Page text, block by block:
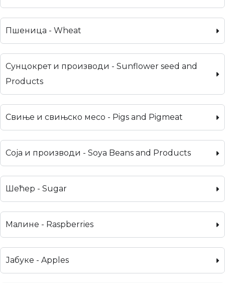
Пшеница - Wheat
Сунцокрет и производи - Sunflower seed and
Products
Свиње и свињско месо - Pigs and Pigmeat
Соја и производи - Soya Beans and Products
Шећер - Sugar
Малине - Raspberries
Јабуке - Apples